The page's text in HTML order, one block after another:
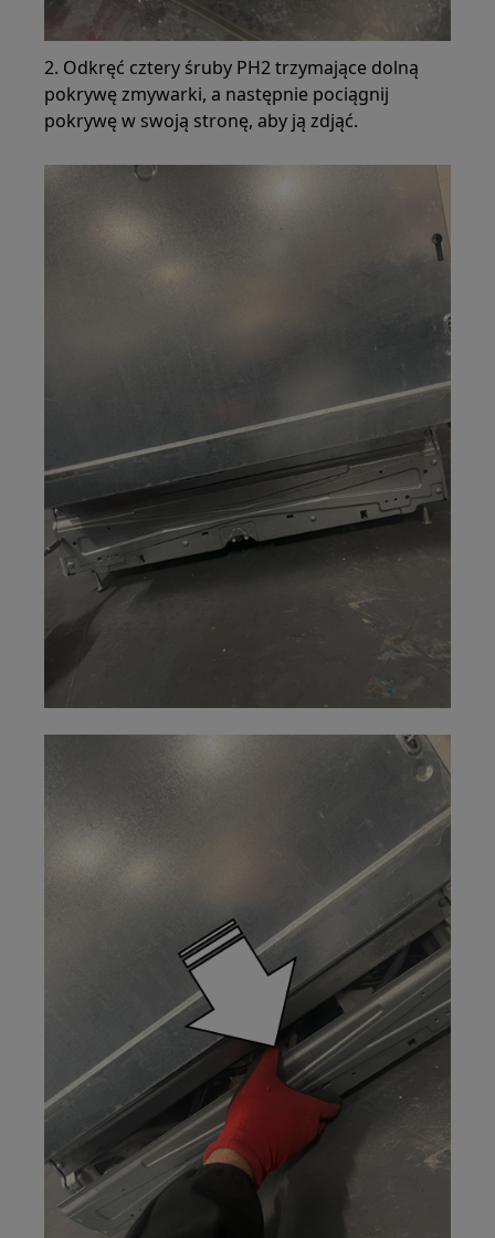
2. Odkręć cztery śruby PH2 trzymające dolną
pokrywę zmywarki, a następnie pociągnij
pokrywę w swoją stronę, aby ją zdjąć.